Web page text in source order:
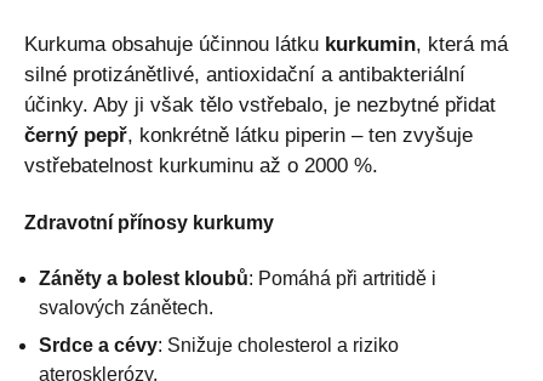
Kurkuma obsahuje účinnou látku kurkumin, která má
silné protizánětlivé, antioxidační a antibakteriální
účinky. Aby ji však tělo vstřebalo, je nezbytné přidat
černý pepř, konkrétně látku piperin – ten zvyšuje
vstřebatelnost kurkuminu až o 2000 %.
Zdravotní přínosy kurkumy
Záněty a bolest kloubů: Pomáhá při artritidě i
svalových zánětech.
Srdce a cévy: Snižuje cholesterol a riziko
aterosklerózy.